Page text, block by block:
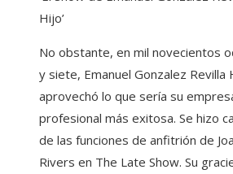
Hijo’
No obstante, en mil novecientos
y siete, Emanuel Gonzalez Revilla
aprovechó lo que sería su
profesional más exitosa. Se hizo
de las funciones de anfitrión de
Rivers en The Late Show. Su